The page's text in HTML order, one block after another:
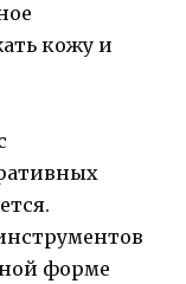
кожу и
форме